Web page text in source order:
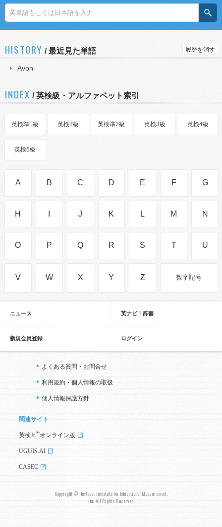
HISTORY /最近見た単語 履歴を消す
Avon
INDEX / 英検級・アルファベット索引
英検準1級 英検2級 英検準2級 英検3級 英検4級
英検5級
A B C D E F G
H J K L M N
O P Q R S T U
V W X Y Z 数字記号
ニュース 英ナビ！辞書
新規会員登録 ログイン
よくある質問・お問合せ
利用規約・個人情報の取扱
個人情報保護方針
関連サイト
英検Jr. ®オンライン版
UGUIS.AI
CASEC
Copyright © The Japan Institute for Educational Measurement,
Inc. All Rights Reserved.